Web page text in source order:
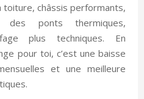
toiture, châssis performants,
des ponts thermiques,
plus techniques. En
pour toi, c’est une baisse
et une meilleure